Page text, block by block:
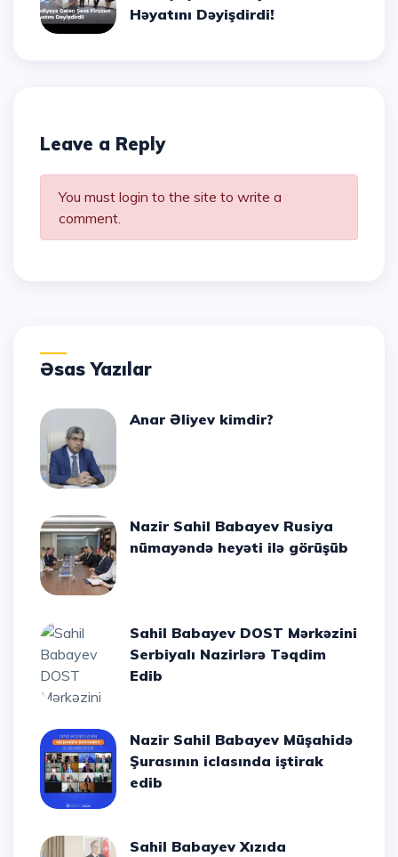
Həyatını Dəyişdirdi!
Leave a Reply
You must login to the site to write a
comment.
Əsas Yazılar
Anar Əliyev kimdir?
Nazir Sahil Babayev Rusiya
nümayəndə heyəti ilə görüşüb
Sahil Babayev DOST Mərkəzini
Serbiyalı Nazirlərə Təqdim
Edib
Nazir Sahil Babayev Müşahidə
Şurasının iclasında iştirak
edib
Sahil Babayev Xızıda